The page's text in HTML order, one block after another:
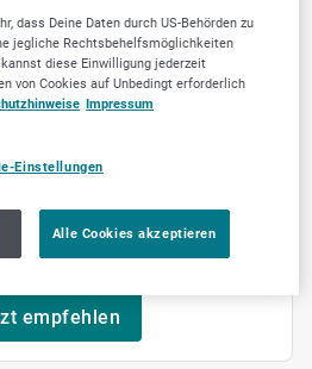
11
empfehlen
dass Deine Daten durch US-Behörden zu
jegliche Rechtsbehelfsmöglichkeiten
diese Einwilligung jederzeit
von Cookies auf Unbedingt erforderlich
Impressum
Einstellungen
Alle Cookies akzeptieren